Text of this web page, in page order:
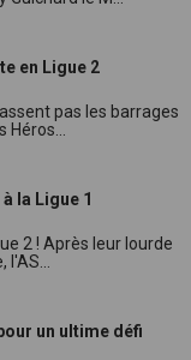
en Ligue 2
pas les barrages
la Ligue 1
2 ! Après leur lourde
un ultime défi